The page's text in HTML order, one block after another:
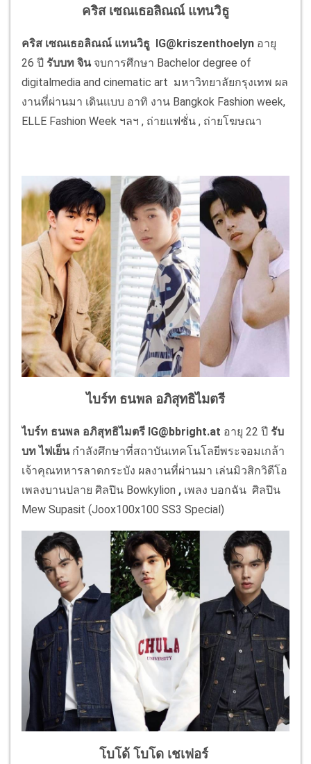
คริส เซณเธอลิณณ์ แทนวิธู
คริส เซณเธอลิณณ์ แทนวิธู IG@kriszenthoelyn อายุ
26 ปี รับบท จิน จบการศึกษา Bachelor degree of
digitalmedia and cinematic art มหาวิทยาลัยกรุงเทพ ผล
งานที่ผ่านมา เดินเเบบ อาทิ งาน Bangkok Fashion week,
ELLE Fashion Week ฯลฯ , ถ่ายแฟชั่น , ถ่ายโฆษณา
ไบร์ท ธนพล อภิสุทธิไมตรี
ไบร์ท ธนพล อภิสุทธิไมตรี IG@bbright.at อายุ 22 ปี รับ
บท ไฟเย็น กำลังศึกษาที่สถาบันเทคโนโลยีพระจอมเกล้า
เจ้าคุณทหารลาดกระบัง ผลงานที่ผ่านมา เล่นมิวสิกวิดีโอ
เพลงบานปลาย ศิลปิน Bowkylion , เพลง บอกฉัน ศิลปิน
Mew Supasit (Joox100x100 SS3 Special)
โบโด้ โบโด เชเฟอร์